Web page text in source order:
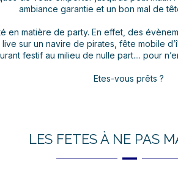
ambiance garantie et un bon mal de
en matière de party. En effet, des
sur un navire de pirates, fête mobile
festif au milieu de nulle part.... pour
Etes-vous prêts ?
LES FETES À NE PAS